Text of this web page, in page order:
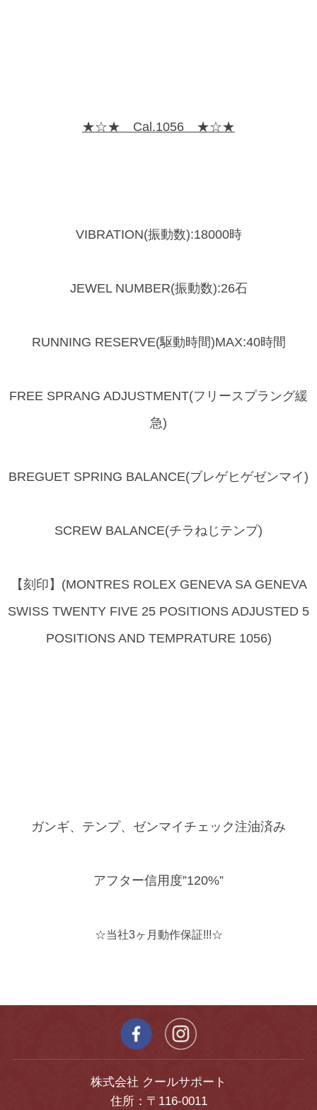
★☆★ Cal.1056 ★☆★
VIBRATION(振動数):18000時
JEWEL NUMBER(振動数):26石
RUNNING RESERVE(駆動時間)MAX:40時間
FREE SPRANG ADJUSTMENT(フリースプラング緩
急)
BREGUET SPRING BALANCE(ブレゲヒゲゼンマイ)
SCREW BALANCE(チラねじテンプ)
【刻印】(MONTRES ROLEX GENEVA SA GENEVA
SWISS TWENTY FIVE 25 POSITIONS ADJUSTED 5
POSITIONS AND TEMPRATURE 1056)
ガンギ、テンプ、ゼンマイチェック注油済み
アフター信用度”120%”
☆当社3ヶ月動作保証!!!☆
株式会社 クールサポート
住所：〒116-0011